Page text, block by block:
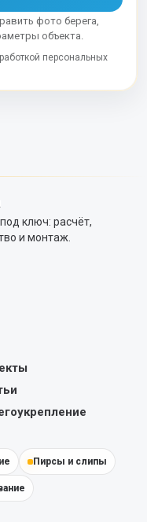
фото берега,
объекта.
персональных
ключ: расчёт,
и монтаж.
Пирсы и слипы